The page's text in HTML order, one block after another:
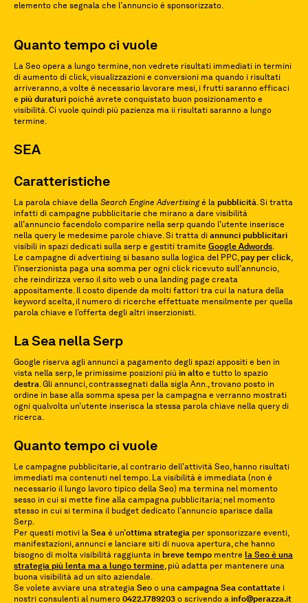
elemento che segnala che l’annuncio è sponsorizzato.
Quanto tempo ci vuole
La Seo opera a lungo termine, non vedrete risultati immediati in termini
di aumento di click, visualizzazioni e conversioni ma quando i risultati
arriveranno, a volte è necessario lavorare mesi, i frutti saranno efficaci
e più duraturi poiché avrete conquistato buon posizionamento e
visibilità. Ci vuole quindi più pazienza ma ii risultati saranno a lungo
termine.
SEA
Caratteristiche
La parola chiave della Search Engine Advertisingè la pubblicità. Si tratta
infatti di campagne pubblicitarie che mirano a dare visibilità
all’annuncio facendolo comparire nella serp quando l’utente inserisce
nella query le medesime parole chiave. Si tratta di annunci pubblicitari
visibili in spazi dedicati sulla serp e gestiti tramite Google Adwords.
Le campagne di advertising si basano sulla logica del PPC,pay per click,
l’inserzionista paga una somma per ogni click ricevuto sull’annuncio,
che reindirizza verso il sito web o una landing page creata
appositamente. Il costo dipende da molti fattori tra cui la natura della
keyword scelta, il numero di ricerche effettuate mensilmente per quella
parola chiave e l’offerta degli altri inserzionisti.
La Sea nella Serp
Google riserva agli annunci a pagamento degli spazi appositi e ben in
vista nella serp, le primissime posizioni più in alto e tutto lo spazio
destra. Gli annunci, contrassegnati dalla sigla Ann., trovano posto in
ordine in base alla somma spesa per la campagna e verranno mostrati
ogni qualvolta un’utente inserisca la stessa parola chiave nella query di
ricerca.
Quanto tempo ci vuole
Le campagne pubblicitarie, al contrario dell’attività Seo, hanno risultati
immediati ma contenuti nel tempo. La visibilità è immediata (non è
necessario il lungo lavoro tipico della Seo) ma termina nel momento
sesso in cui si mette fine alla campagna pubblicitaria; nel momento
stesso in cui si termina il budget dedicato l’annuncio sparisce dalla
Serp.
Per questi motivi la Sea è un’ottima strategia per sponsorizzare eventi,
manifestazioni, annunci e lanciare siti di nuova apertura, che hanno
bisogno di molta visibilità raggiunta in breve tempo mentre la Seo è una
strategia più lenta ma a lungo termine, più adatta per mantenere una
buona visibilità ad un sito aziendale.
Se volete avviare una strategia Seo o una campagna Sea contattate i
nostri consulenti al numero 0422.1789203 o scrivendo a info@perazza.it